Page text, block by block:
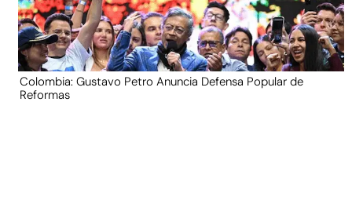
Colombia: Gustavo Petro Anuncia Defensa Popular de
Reformas